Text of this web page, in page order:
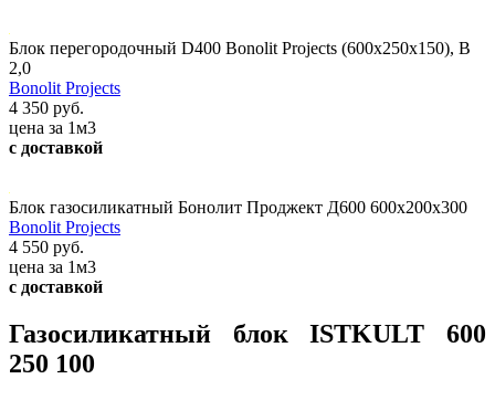
Блок перегородочный D400 Bonolit Projects (600х250х150), В
2,0
Bonolit Projects
4 350 руб.
цена за 1м3
с доставкой
Блок газосиликатный Бонолит Проджект Д600 600х200х300
Bonolit Projects
4 550 руб.
цена за 1м3
с доставкой
Газосиликатный блок ISTKULT 600
250 100